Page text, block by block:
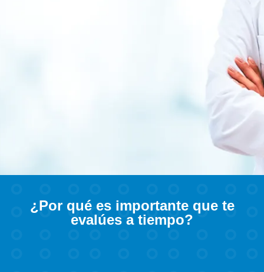
¿Por qué es importante que te
evalúes a tiempo?